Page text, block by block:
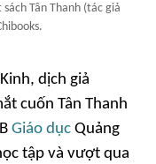
Tân Thanh (tác giả
dịch giả
cuốn Tân Thanh
Giáo dục Quảng
tập và vượt qua